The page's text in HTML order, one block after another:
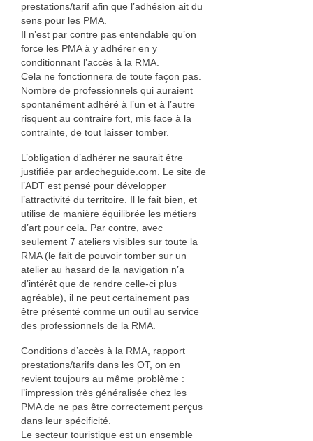
prestations/tarif afin que l’adhésion ait du
sens pour les PMA.
Il n’est par contre pas entendable qu’on
force les PMA à y adhérer en y
conditionnant l’accès à la RMA.
Cela ne fonctionnera de toute façon pas.
Nombre de professionnels qui auraient
spontanément adhéré à l’un et à l’autre
risquent au contraire fort, mis face à la
contrainte, de tout laisser tomber.
L’obligation d’adhérer ne saurait être
justifiée par ardecheguide.com. Le site de
l’ADT est pensé pour développer
l’attractivité du territoire. Il le fait bien, et
utilise de manière équilibrée les métiers
d’art pour cela. Par contre, avec
seulement 7 ateliers visibles sur toute la
RMA (le fait de pouvoir tomber sur un
atelier au hasard de la navigation n’a
d’intérêt que de rendre celle-ci plus
agréable), il ne peut certainement pas
être présenté comme un outil au service
des professionnels de la RMA.
Conditions d’accès à la RMA, rapport
prestations/tarifs dans les OT, on en
revient toujours au même problème :
l’impression très généralisée chez les
PMA de ne pas être correctement perçus
dans leur spécificité.
Le secteur touristique est un ensemble